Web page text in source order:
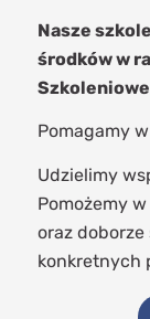
Nasze
środków w
Pomagamy
Udzielimy
Pomożemy
oraz
konkretnych